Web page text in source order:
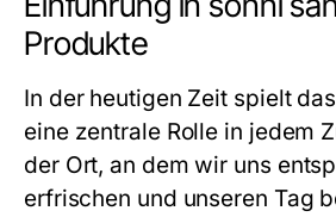
Produkte
In der heutigen Zeit spielt
eine zentrale Rolle in jedem
der Ort, an dem wir uns
erfrischen und unseren Tag